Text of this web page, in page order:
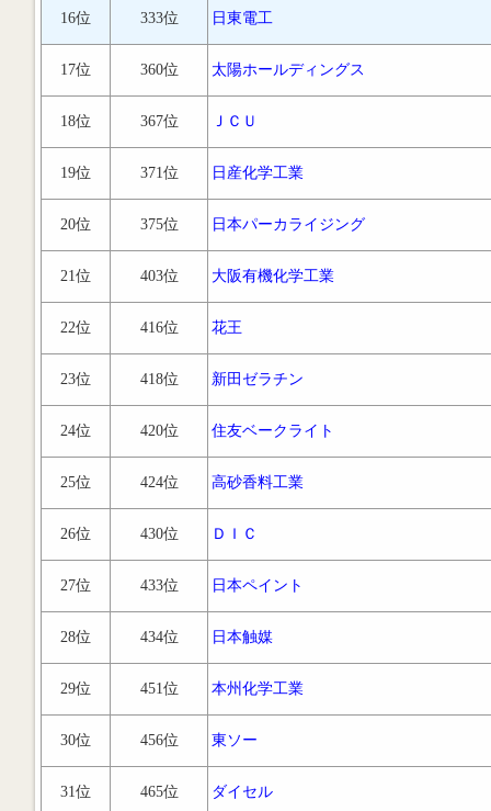
16位 333位 日東電工
17位 360位 太陽ホールディングス
18位 367位 ＪＣＵ
19位 371位 日産化学工業
20位 375位 日本パーカライジング
21位 403位 大阪有機化学工業
22位 416位 花王
23位 418位 新田ゼラチン
24位 420位 住友ベークライト
25位 424位 高砂香料工業
26位 430位 ＤＩＣ
27位 433位 日本ペイント
28位 434位 日本触媒
29位 451位 本州化学工業
30位 456位 東ソー
31位 465位 ダイセル